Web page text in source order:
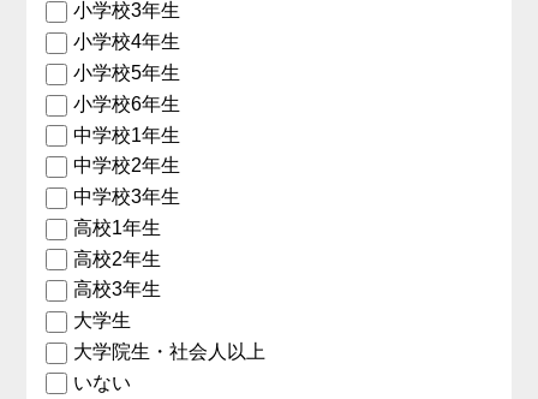
小学校3年生
小学校4年生
小学校5年生
小学校6年生
中学校1年生
中学校2年生
中学校3年生
高校1年生
高校2年生
高校3年生
大学生
大学院生・社会人以上
いない